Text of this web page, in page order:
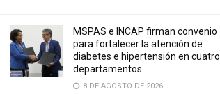
MSPAS e INCAP firman convenio
para fortalecer la atención de
diabetes e hipertensión en cuatro
departamentos
8 DE AGOSTO DE 2026